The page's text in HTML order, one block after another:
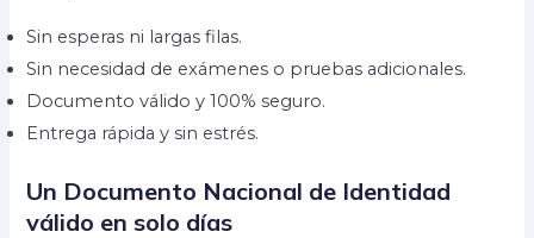
Sin esperas ni largas filas.
Sin necesidad de exámenes o pruebas adicionales.
Documento válido y 100% seguro.
Entrega rápida y sin estrés.
Un Documento Nacional de Identidad
válido en solo días